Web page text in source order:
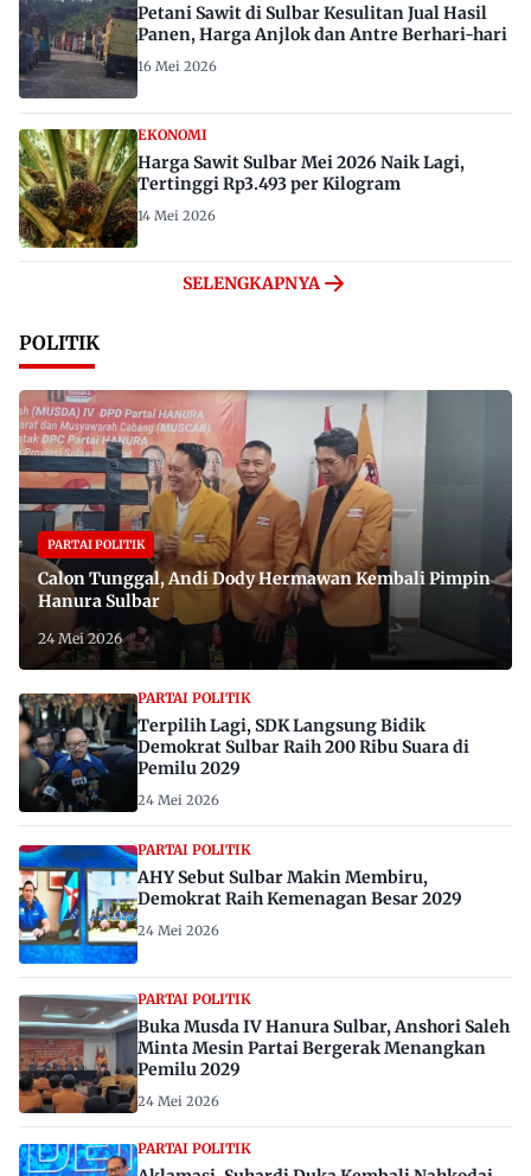
Petani Sawit di Sulbar Kesulitan Jual Hasil
Panen, Harga Anjlok dan Antre Berhari-hari
16 Mei 2026
EKONOMI
Harga Sawit Sulbar Mei 2026 Naik Lagi,
Tertinggi Rp3.493 per Kilogram
14 Mei 2026
SELENGKAPNYA
POLITIK
PARTAI POLITIK
Calon Tunggal, Andi Dody Hermawan Kembali Pimpin
Hanura Sulbar
24 Mei 2026
PARTAI POLITIK
Terpilih Lagi, SDK Langsung Bidik
Demokrat Sulbar Raih 200 Ribu Suara di
Pemilu 2029
24 Mei 2026
PARTAI POLITIK
AHY Sebut Sulbar Makin Membiru,
Demokrat Raih Kemenagan Besar 2029
24 Mei 2026
PARTAI POLITIK
Buka Musda IV Hanura Sulbar, Anshori Saleh
Minta Mesin Partai Bergerak Menangkan
Pemilu 2029
24 Mei 2026
PARTAI POLITIK